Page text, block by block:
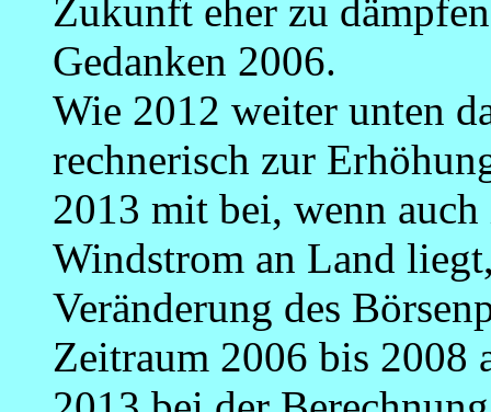
Zukunft eher zu
Gedanken 2006.
Wie 2012 weiter unten
rechnerisch zur
2013 mit bei, wenn
Windstrom an Land
Veränderung des
Zeitraum 2006 bis 2008